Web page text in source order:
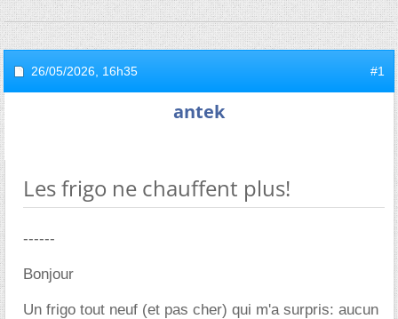
26/05/2026, 16h35 #1
antek
Les frigo ne chauffent plus!
------
Bonjour
Un frigo tout neuf (et pas cher) qui m'a surpris: aucun